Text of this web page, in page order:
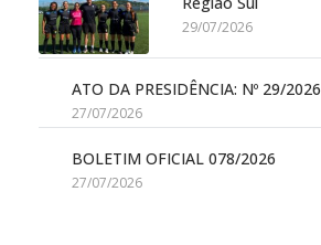
29/07/2026
ATO DA PRESIDÊNCIA: Nº 29/2026
27/07/2026
BOLETIM OFICIAL 078/2026
27/07/2026